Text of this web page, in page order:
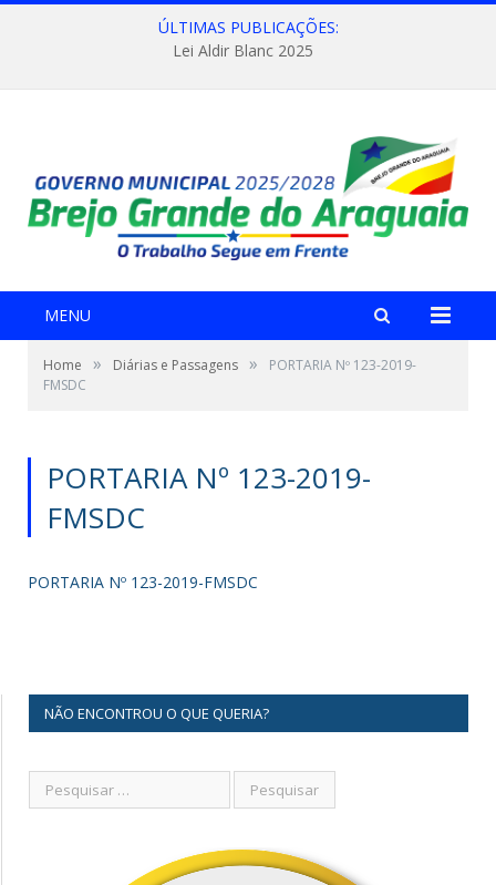
ÚLTIMAS PUBLICAÇÕES:
Lei Aldir Blanc 2025
MENU
Home » Diárias e Passagens »
PORTARIA Nº 123-2019-
FMSDC
PORTARIA Nº 123-2019-
FMSDC
PORTARIA Nº 123-2019-FMSDC
NÃO ENCONTROU O QUE QUERIA?